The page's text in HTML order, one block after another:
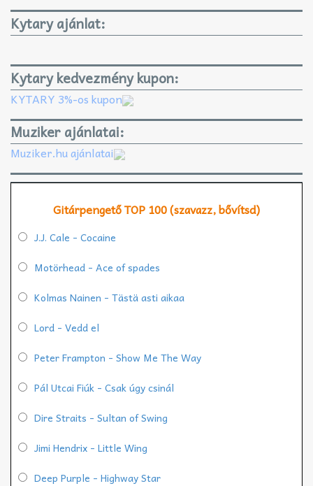
Kytary ajánlat:
Kytary kedvezmény kupon:
KYTARY 3%-os kupon
Muziker ajánlatai:
Muziker.hu ajánlatai
Gitárpengető TOP 100 (szavazz, bővítsd)
J.J. Cale - Cocaine
Motörhead - Ace of spades
Kolmas Nainen - Tästä asti aikaa
Lord - Vedd el
Peter Frampton - Show Me The Way
Pál Utcai Fiúk - Csak úgy csinál
Dire Straits - Sultan of Swing
Jimi Hendrix - Little Wing
Deep Purple - Highway Star